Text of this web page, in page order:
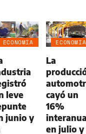
ECONOMÍA
leve
junio y
ECONOMÍA
La
cayó un
16%
en julio y